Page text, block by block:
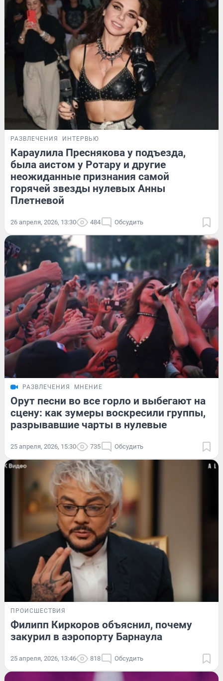
РАЗВЛЕЧЕНИЯ ИНТЕРВЬЮ
Караулила Преснякова у подъезда,
была аистом у Ротару и другие
неожиданные признания самой
горячей звезды нулевых Анны
Плетневой
26 апреля, 2026, 13:30 484 Обсудить
РАЗВЛЕЧЕНИЯ МНЕНИЕ
Орут песни во все горло и выбегают на
сцену: как зумеры воскресили группы,
разрывавшие чарты в нулевые
25 апреля, 2026, 15:30 735 Обсудить
ПРОИСШЕСТВИЯ
Филипп Киркоров объяснил, почему
закурил в аэропорту Барнаула
25 апреля, 2026, 13:46 818 Обсудить